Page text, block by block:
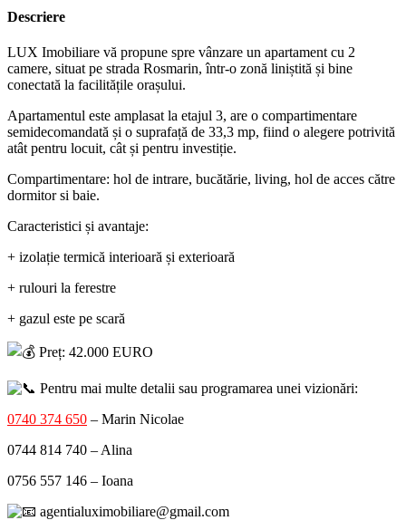
Descriere
LUX Imobiliare vă propune spre vânzare un apartament cu 2
camere, situat pe strada Rosmarin, într-o zonă liniștită și bine
conectată la facilitățile orașului.
Apartamentul este amplasat la etajul 3, are o compartimentare
semidecomandată și o suprafață de 33,3 mp, fiind o alegere potrivită
atât pentru locuit, cât și pentru investiție.
Compartimentare: hol de intrare, bucătărie, living, hol de acces către
dormitor si baie.
Caracteristici și avantaje:
+ izolație termică interioară și exterioară
+ rulouri la ferestre
+ gazul este pe scară
Preț: 42.000 EURO
Pentru mai multe detalii sau programarea unei vizionări:
0740 374 650 – Marin Nicolae
0744 814 740 – Alina
0756 557 146 – Ioana
agentialuximobiliare@gmail.com